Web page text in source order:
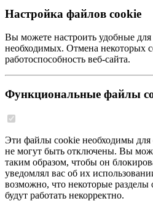
Настройка файлов cookie
Вы можете настроить удобные
необходимых. Отмена некоторых
работоспособность веб-сайта.
Функциональные файлы
Эти файлы cookie необходимы
не могут быть отключены. Вы
таким образом, чтобы он
уведомлял вас об их
возможно, что некоторые разделы
будут работать некорректно.